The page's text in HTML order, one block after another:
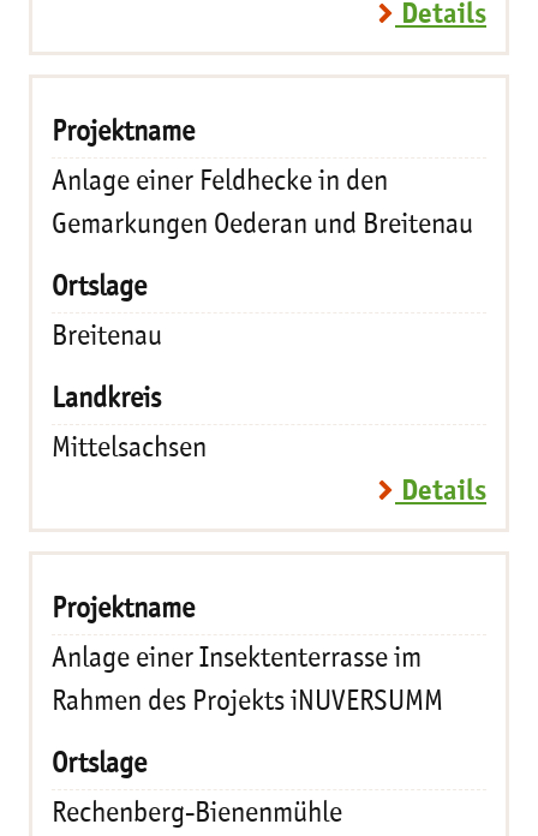
Details
Anlage einer Feldhecke in den
Gemarkungen Oederan und Breitenau
Breitenau
Mittelsachsen
Details
Anlage einer Insektenterrasse im
Rahmen des Projekts iNUVERSUMM
Rechenberg-Bienenmühle